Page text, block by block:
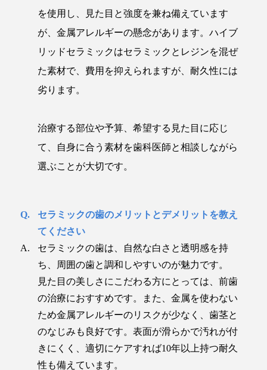
を使用し、見た目と強度を兼ね備えています
が、金属アレルギーの懸念があります。ハイブ
リッドセラミックはセラミックとレジンを混ぜ
た素材で、費用を抑えられますが、耐久性には
劣ります。
治療する部位や予算、希望する見た目に応じ
て、自身に合う素材を歯科医師と相談しながら
選ぶことが大切です。
セラミックの歯のメリットとデメリットを教え
てください
セラミックの歯は、自然な白さと透明感を持
ち、周囲の歯と調和しやすいのが魅力です。
見た目の美しさにこだわる方にとっては、前歯
の治療におすすめです。また、金属を使わない
ため金属アレルギーのリスクが少なく、歯茎と
のなじみも良好です。表面が滑らかで汚れが付
きにくく、適切にケアすれば10年以上持つ耐久
性も備えています。